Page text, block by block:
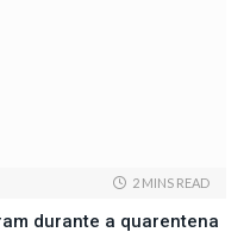
2 MINS READ
durante a quarentena